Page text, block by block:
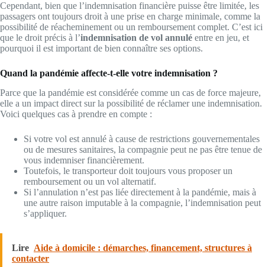
Cependant, bien que l’indemnisation financière puisse être limitée, les
passagers ont toujours droit à une prise en charge minimale, comme la
possibilité de réacheminement ou un remboursement complet. C’est ici
que le droit précis à l’indemnisation de vol annulé entre en jeu, et
pourquoi il est important de bien connaître ses options.
Quand la pandémie affecte-t-elle votre indemnisation ?
Parce que la pandémie est considérée comme un cas de force majeure,
elle a un impact direct sur la possibilité de réclamer une indemnisation.
Voici quelques cas à prendre en compte :
Si votre vol est annulé à cause de restrictions gouvernementales
ou de mesures sanitaires, la compagnie peut ne pas être tenue de
vous indemniser financièrement.
Toutefois, le transporteur doit toujours vous proposer un
remboursement ou un vol alternatif.
Si l’annulation n’est pas liée directement à la pandémie, mais à
une autre raison imputable à la compagnie, l’indemnisation peut
s’appliquer.
Lire Aide à domicile : démarches, financement, structures à
contacter